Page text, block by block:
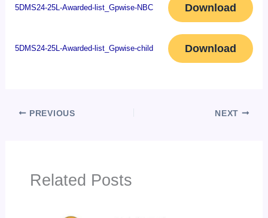
5DMS24-25L-Awarded-list_Gpwise-NBC Download
5DMS24-25L-Awarded-list_Gpwise-child Download
PREVIOUS NEXT
Related Posts